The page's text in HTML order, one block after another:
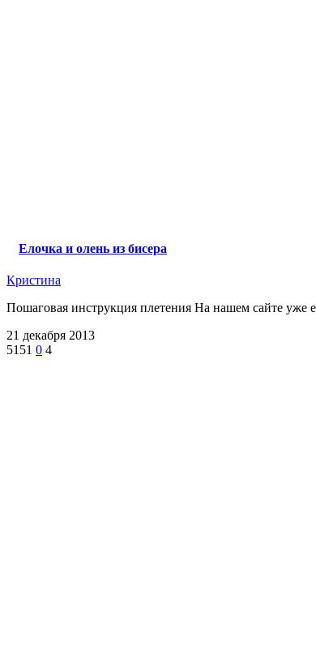
Елочка и олень из бисера
Кристина
Пошаговая инструкция плетения На нашем сайте уже
21 декабря 2013
5151 0 4